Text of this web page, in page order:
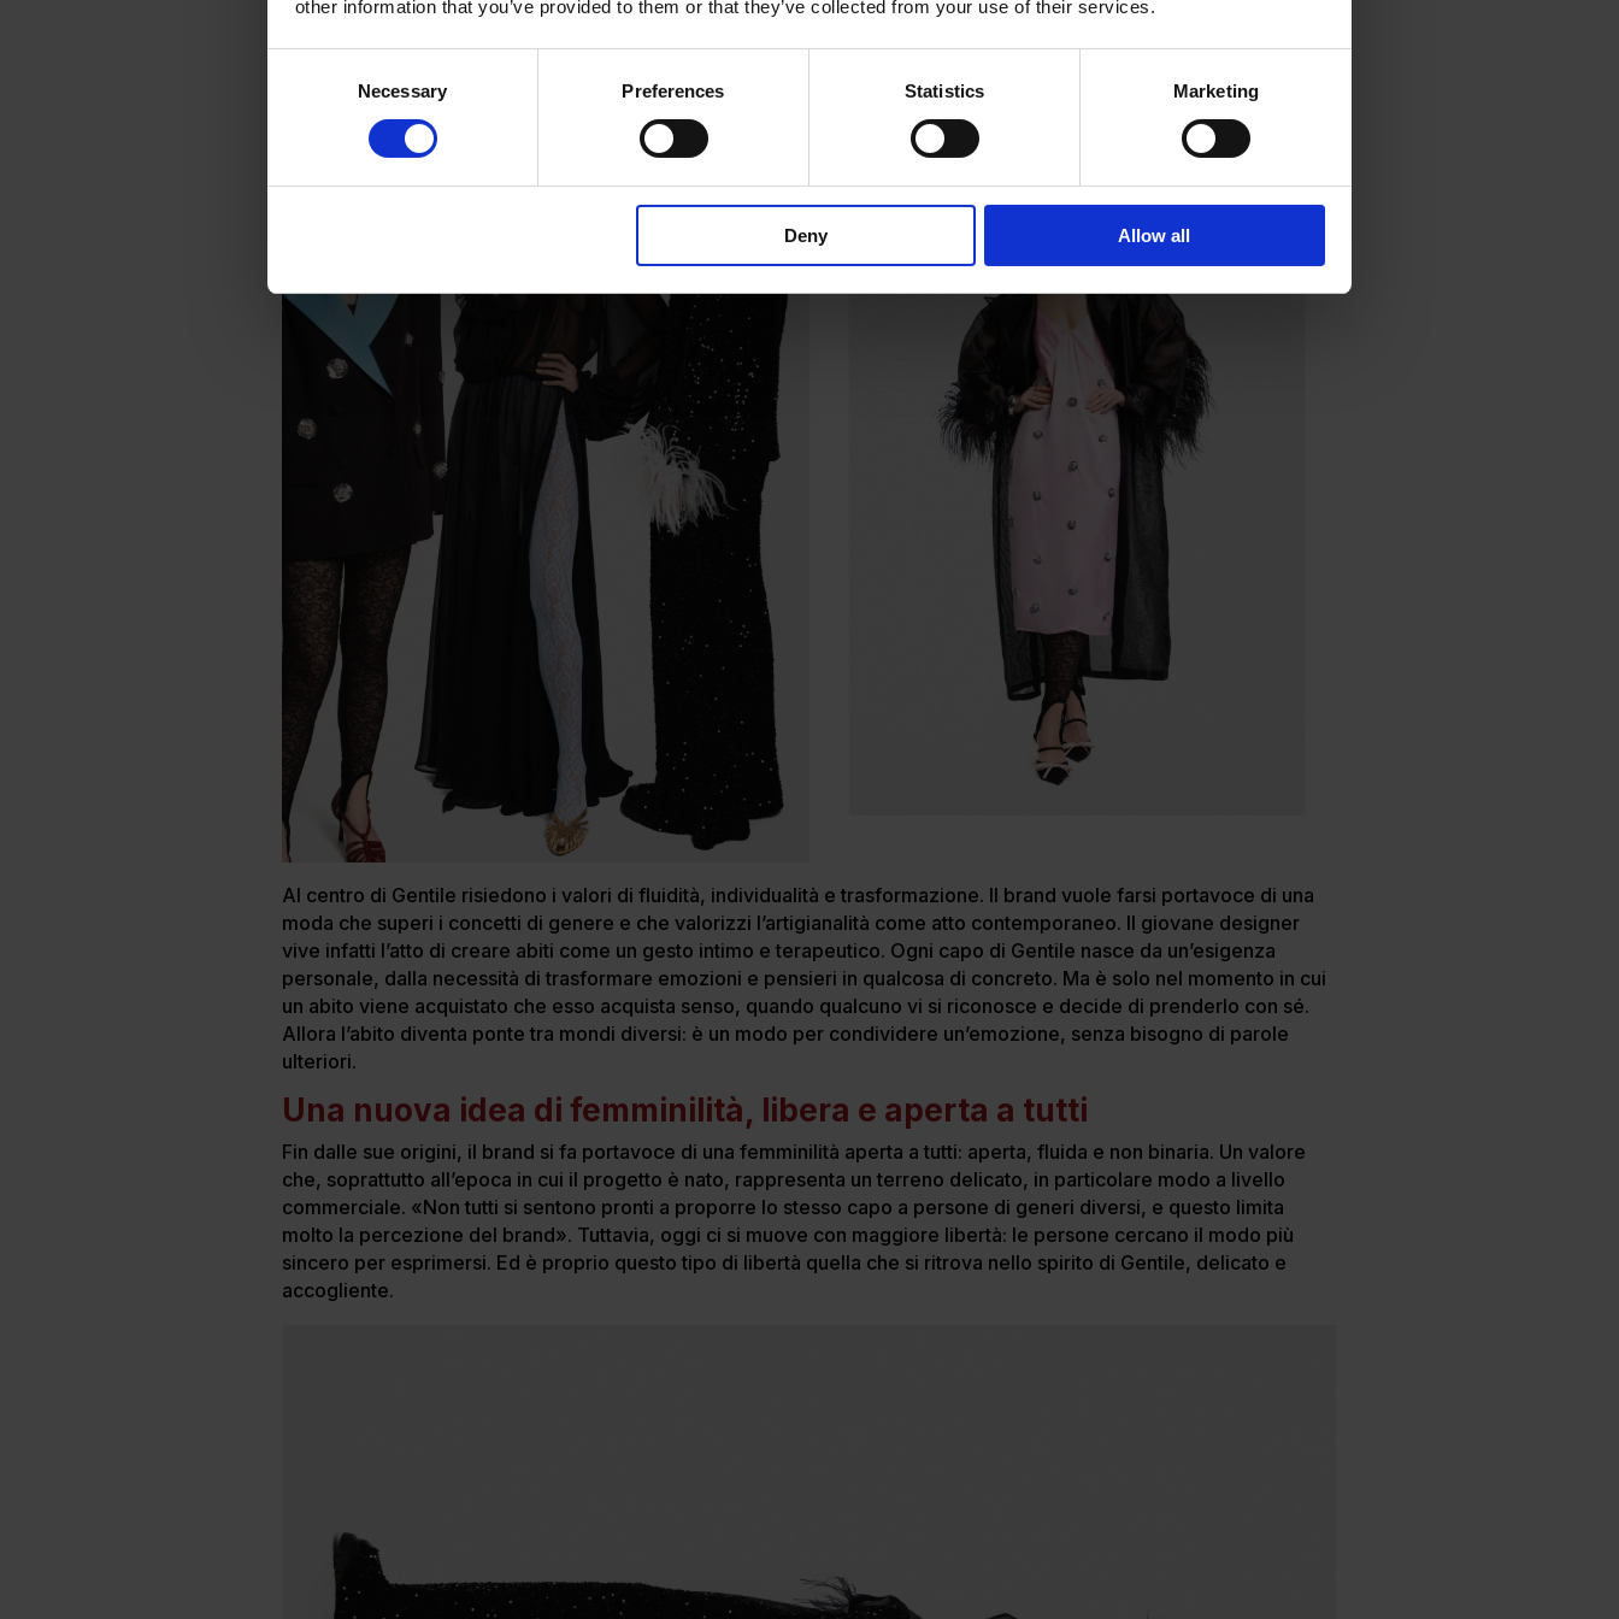
other information that you’ve provided to them or that they’ve collected from your use of their services.
Necessary Preferences Statistics Marketing
Deny Allow all
debutto presentando la collezione Fall-Winter 23/24. Si tratta di un momento particolarmente significativo, che
coincide con la chiara affermazione dei valori e della direzione del brand.
Al centro di Gentile risiedono i valori di fluidità, individualità e trasformazione. Il brand vuole farsi portavoce di una
moda che superi i concetti di genere e che valorizzi l’artigianalità come atto contemporaneo. Il giovane designer
vive infatti l’atto di creare abiti come un gesto intimo e terapeutico. Ogni capo di Gentile nasce da un’esigenza
personale, dalla necessità di trasformare emozioni e pensieri in qualcosa di concreto. Ma è solo nel momento in cui
un abito viene acquistato che esso acquista senso, quando qualcuno vi si riconosce e decide di prenderlo con sé.
Allora l’abito diventa ponte tra mondi diversi: è un modo per condividere un’emozione, senza bisogno di parole
ulteriori.
Una nuova idea di femminilità, libera e aperta a tutti
Fin dalle sue origini, il brand si fa portavoce di una femminilità aperta a tutti: aperta, fluida e non binaria. Un valore
che, soprattutto all’epoca in cui il progetto è nato, rappresenta un terreno delicato, in particolare modo a livello
commerciale. «Non tutti si sentono pronti a proporre lo stesso capo a persone di generi diversi, e questo limita
molto la percezione del brand». Tuttavia, oggi ci si muove con maggiore libertà: le persone cercano il modo più
sincero per esprimersi. Ed è proprio questo tipo di libertà quella che si ritrova nello spirito di Gentile, delicato e
accogliente.